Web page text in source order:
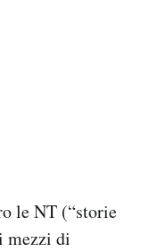
le NT (“storie
mezzi di